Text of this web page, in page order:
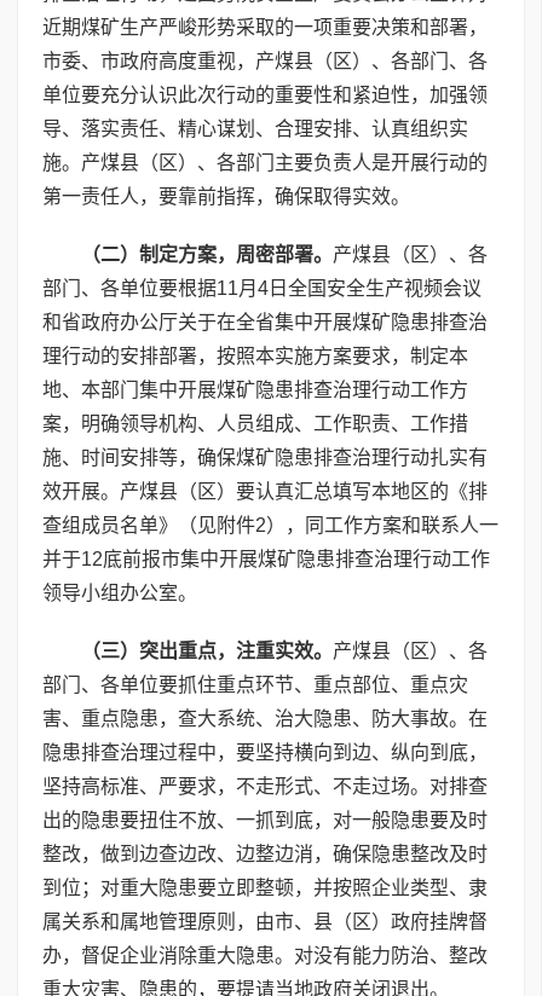
近期煤矿生产严峻形势采取的一项重要决策和部署，
市委、市政府高度重视，产煤县（区）、各部门、各
单位要充分认识此次行动的重要性和紧迫性，加强领
导、落实责任、精心谋划、合理安排、认真组织实
施。产煤县（区）、各部门主要负责人是开展行动的
第一责任人，要靠前指挥，确保取得实效。
（二）制定方案，周密部署。 产煤县（区）、各
部门、各单位要根据11月4日全国安全生产视频会议
和省政府办公厅关于在全省集中开展煤矿隐患排查治
理行动的安排部署，按照本实施方案要求，制定本
地、本部门集中开展煤矿隐患排查治理行动工作方
案，明确领导机构、人员组成、工作职责、工作措
施、时间安排等，确保煤矿隐患排查治理行动扎实有
效开展。产煤县（区）要认真汇总填写本地区的《排
查组成员名单》（见附件2），同工作方案和联系人一
并于12底前报市集中开展煤矿隐患排查治理行动工作
领导小组办公室。
（三）突出重点，注重实效。 产煤县（区）、各
部门、各单位要抓住重点环节、重点部位、重点灾
害、重点隐患，查大系统、治大隐患、防大事故。在
隐患排查治理过程中，要坚持横向到边、纵向到底，
坚持高标准、严要求，不走形式、不走过场。对排查
出的隐患要扭住不放、一抓到底，对一般隐患要及时
整改，做到边查边改、边整边消，确保隐患整改及时
到位；对重大隐患要立即整顿，并按照企业类型、隶
属关系和属地管理原则，由市、县（区）政府挂牌督
办，督促企业消除重大隐患。对没有能力防治、整改
重大灾害、隐患的，要提请当地政府关闭退出。